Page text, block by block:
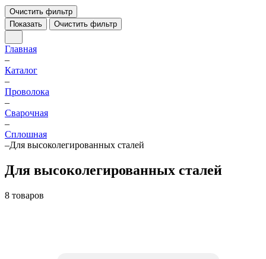
Очистить фильтр
Показать
Очистить фильтр
Главная
–
Каталог
–
Проволока
–
Сварочная
–
Сплошная
–Для высоколегированных сталей
Для высоколегированных сталей
8 товаров